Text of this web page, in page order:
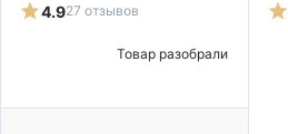
Товар разобрали
4.927 отзывов